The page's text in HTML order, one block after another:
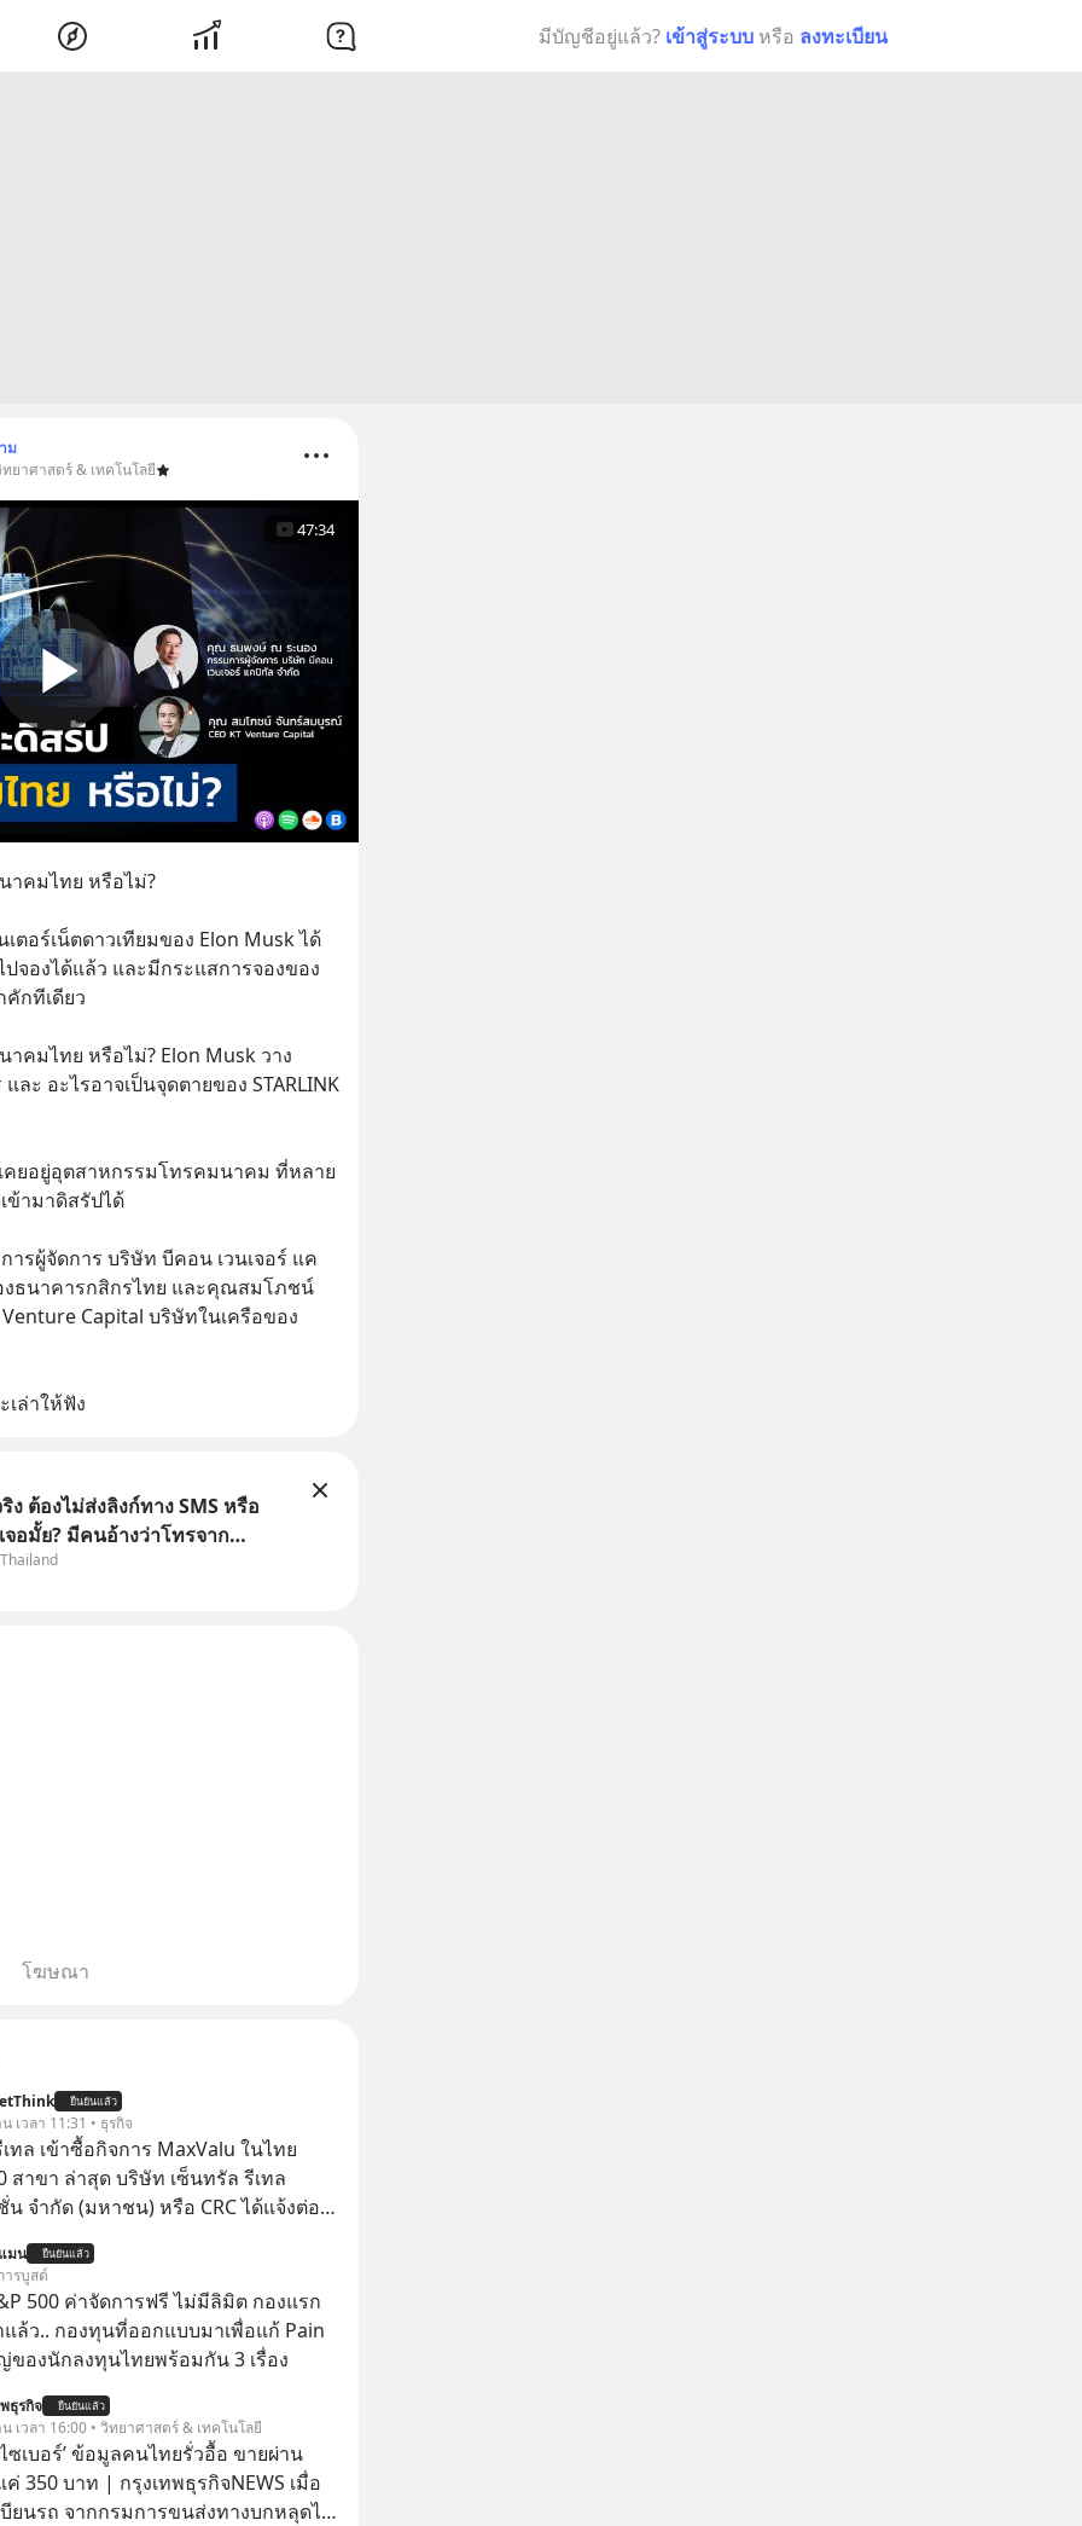
มีบัญชีอยู่แล้ว? เข้าสู่ระบบ หรือ ลงทะเบียน
ม
ทยาศาสตร์ & เทคโนโลยี
47:34
าคมไทย หรือไม่?
เตอร์เน็ตดาวเทียมของ Elon Musk ได้
ปจองได้แล้ว และมีกระแสการจองของ
กทีเดียว
าคมไทย หรือไม่? Elon Musk วาง
ละ อะไรอาจเป็นจุดตายของ STARLINK
คยอยู่อุตสาหกรรมโทรคมนาคม ที่หลาย
ข้ามาดิสรัปได้
รผู้จัดการ บริษัท บีคอน เวนเจอร์ แค
ธนาคารกสิกรไทย และคุณสมโภชน์
Capital บริษัทในเครือของ
ล่าให้ฟัง
ง ต้องไม่ส่งลิงก์ทาง SMS หรือ
จอมั้ย? มีคนอ้างว่าโทรจาก
กว่าบัญชีมีปัญหา แล้วให้กดลิงก์
โฆษณา
ยืนยันแล้ว
เวลา 11:31 • ธุรกิจ
ทล เข้าซื้อกิจการ MaxValu ในไทย
สาขา ล่าสุด บริษัท เซ็นทรัล รีเทล
น จํากัด (มหาชน) หรือ CRC ได้แจ้งต่อ
นบริษัท อิออน (ไทยแลนด์) จำกัด
ในไทย
มน ยืนยันแล้ว
ารบูสต์
500 ค่าจัดการฟรี ไม่มีลิมิต กองแรก
ล้ว.. กองทุนที่ออกแบบมาเพื่อแก้ Pain
ของนักลงทุนไทยพร้อมกัน 3 เรื่อง
ธุรกิจ ยืนยันแล้ว
น เวลา 16:00 • วิทยาศาสตร์ & เทคโนโลยี
ซเบอร์’ ข้อมูลคนไทยรั่วอื้อ ขายผ่าน
350 บาท | กรุงเทพธุรกิจNEWS เมื่อ
ยนรถ จากกรมการขนส่งทางบกหลุดไป